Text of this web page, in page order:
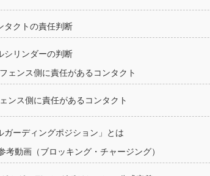
タクトの責任判断
シリンダーの判断
ェンス側に責任があるコンタクト
ンス側に責任があるコンタクト
ガーディングポジション」とは
考動画（ブロッキング・チャージング）